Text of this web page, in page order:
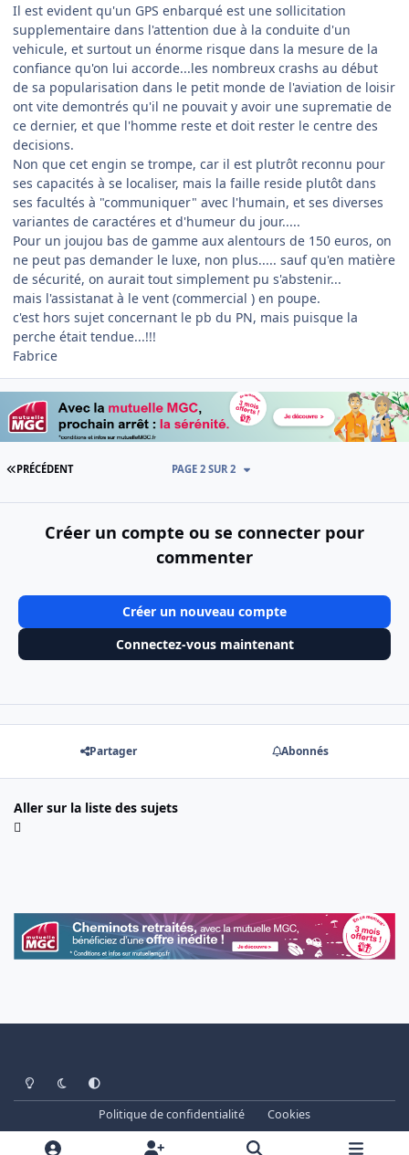
Il est evident qu'un GPS enbarqué est une sollicitation
supplementaire dans l'attention due à la conduite d'un
vehicule, et surtout un énorme risque dans la mesure de la
confiance qu'on lui accorde...les nombreux crashs au début
de sa popularisation dans le petit monde de l'aviation de loisir
ont vite demontrés qu'il ne pouvait y avoir une suprematie de
ce dernier, et que l'homme reste et doit rester le centre des
decisions.
Non que cet engin se trompe, car il est plutrôt reconnu pour
ses capacités à se localiser, mais la faille reside plutôt dans
ses facultés à "communiquer" avec l'humain, et ses diverses
variantes de caractéres et d'humeur du jour.....
Pour un joujou bas de gamme aux alentours de 150 euros, on
ne peut pas demander le luxe, non plus..... sauf qu'en matière
de sécurité, on aurait tout simplement pu s'abstenir...
mais l'assistanat à le vent (commercial ) en poupe.
c'est hors sujet concernant le pb du PN, mais puisque la
perche était tendue...!!!
Fabrice
PREMIÈRE PAGE
PRÉCÉDENT PAGE 2 SUR 2
Créer un compte ou se connecter pour
commenter
Créer un nouveau compte
Connectez-vous maintenant
Partager Abonnés
Aller sur la liste des sujets
Light ModeDark ModeSystem Preference
Politique de confidentialité
Cookies
www.cheminots.net - Forum Libre depuis 2003